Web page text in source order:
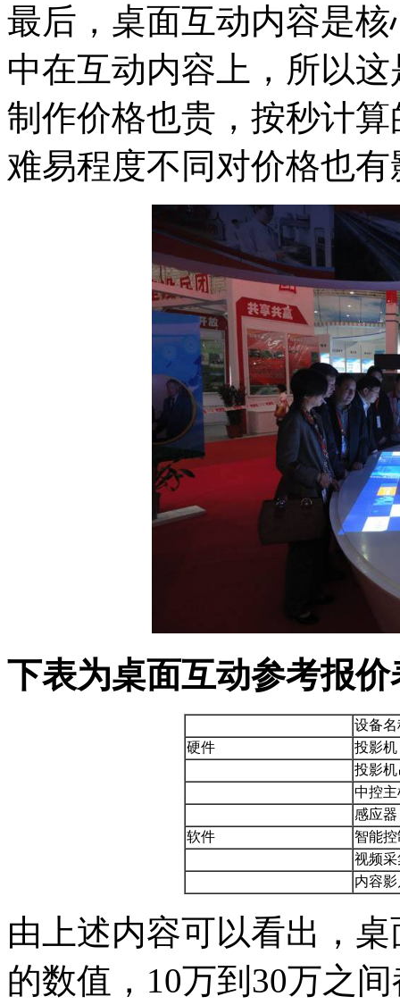
最后，桌面互动内容是
中在互动内容上，所以
制作价格也贵，按秒计
难易程度不同对价格也有
下表为桌面互动参考报价
设备名
硬件
投影机
投影
中控主
感应器
软件
智能
视频
内容
由上述内容可以看出，
的数值，10万到30万之